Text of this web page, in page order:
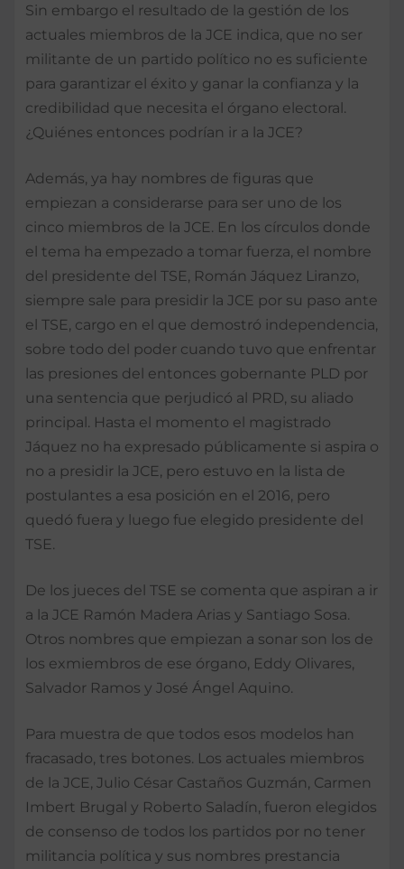
Sin embargo el resultado de la gestión de los
actuales miembros de la JCE indica, que no ser
militante de un partido político no es suficiente
para garantizar el éxito y ganar la confianza y la
credibilidad que necesita el órgano electoral.
¿Quiénes entonces podrían ir a la JCE?
Además, ya hay nombres de figuras que
empiezan a considerarse para ser uno de los
cinco miembros de la JCE. En los círculos donde
el tema ha empezado a tomar fuerza, el nombre
del presidente del TSE, Román Jáquez Liranzo,
siempre sale para presidir la JCE por su paso ante
el TSE, cargo en el que demostró independencia,
sobre todo del poder cuando tuvo que enfrentar
las presiones del entonces gobernante PLD por
una sentencia que perjudicó al PRD, su aliado
principal. Hasta el momento el magistrado
Jáquez no ha expresado públicamente si aspira o
no a presidir la JCE, pero estuvo en la lista de
postulantes a esa posición en el 2016, pero
quedó fuera y luego fue elegido presidente del
TSE.
De los jueces del TSE se comenta que aspiran a ir
a la JCE Ramón Madera Arias y Santiago Sosa.
Otros nombres que empiezan a sonar son los de
los exmiembros de ese órgano, Eddy Olivares,
Salvador Ramos y José Ángel Aquino.
Para muestra de que todos esos modelos han
fracasado, tres botones. Los actuales miembros
de la JCE, Julio César Castaños Guzmán, Carmen
Imbert Brugal y Roberto Saladín, fueron elegidos
de consenso de todos los partidos por no tener
militancia política y sus nombres prestancia